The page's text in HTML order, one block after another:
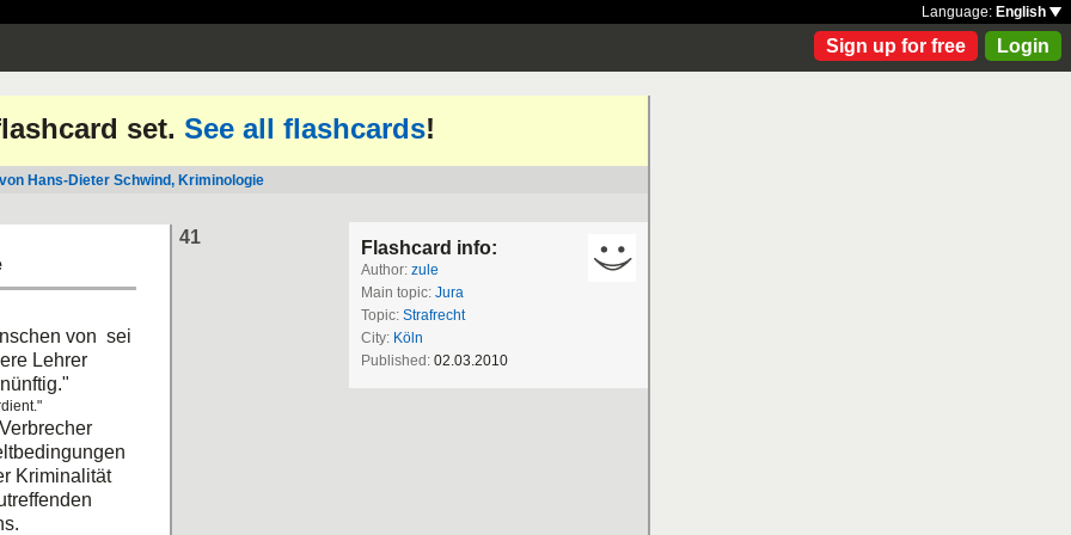
Language: English
Sign up for free Login
set. See all flashcards!
Hans-Dieter Schwind, Kriminologie
41
von sei
Lehrer
Kriminalität
Flashcard info:
Author: zule
Main topic: Jura
Topic: Strafrecht
City: Köln
Published: 02.03.2010